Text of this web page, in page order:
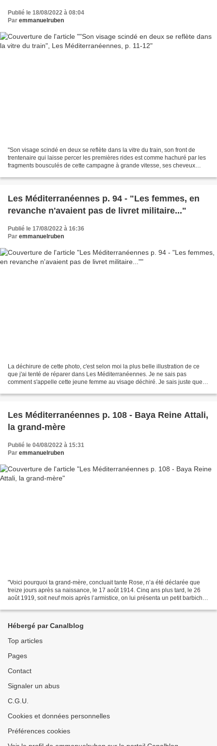
Publié le 18/08/2022 à 08:04
Par emmanuelruben
"Son visage scindé en deux se reflète dans la vitre du train, son front de
trentenaire qui laisse percer les premières rides est comme hachuré par les
fragments bousculés de cette campagne à grande vitesse, ses cheveux
Les Méditerranéennes p. 94 - "Les femmes, en
revanche n'avaient pas de livret militaire..."
Publié le 17/08/2022 à 16:36
Par emmanuelruben
La déchirure de cette photo, c'est selon moi la plus belle illustration de ce
que j'ai tenté de réparer dans Les Méditerranéennes. Je ne sais pas
comment s'appelle cette jeune femme au visage déchiré. Je sais juste que
Les Méditerranéennes p. 108 - Baya Reine Attali,
la grand-mère
Publié le 04/08/2022 à 15:31
Par emmanuelruben
"Voici pourquoi ta grand-mère, concluait tante Rose, n’a été déclarée que
treize jours après sa naissance, le 17 août 1914. Cinq ans plus tard, le 26
août 1919, soit neuf mois après l’armistice, on lui présenta un petit barbichu
Hébergé par Canalblog
Top articles
Pages
Contact
Signaler un abus
C.G.U.
Cookies et données personnelles
Préférences cookies